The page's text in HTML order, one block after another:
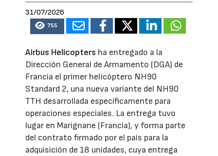
31/07/2026
755
Airbus Helicopters ha entregado a la
Dirección General de Armamento (DGA) de
Francia el primer helicóptero NH90
Standard 2, una nueva variante del NH90
TTH desarrollada específicamente para
operaciones especiales. La entrega tuvo
lugar en Marignane (Francia), y forma parte
del contrato firmado por el país para la
adquisición de 18 unidades, cuya entrega